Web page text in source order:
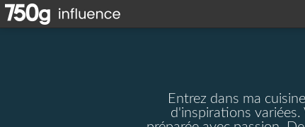
Entrez dans ma
d'inspirations